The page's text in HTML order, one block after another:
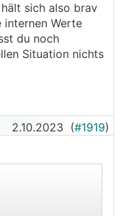
Device List,
dann bei
an die er
den
Speicher und
ja mal,
hält sich also brav
internen Werte
du noch
Situation nichts
2.10.2023 (#1919)